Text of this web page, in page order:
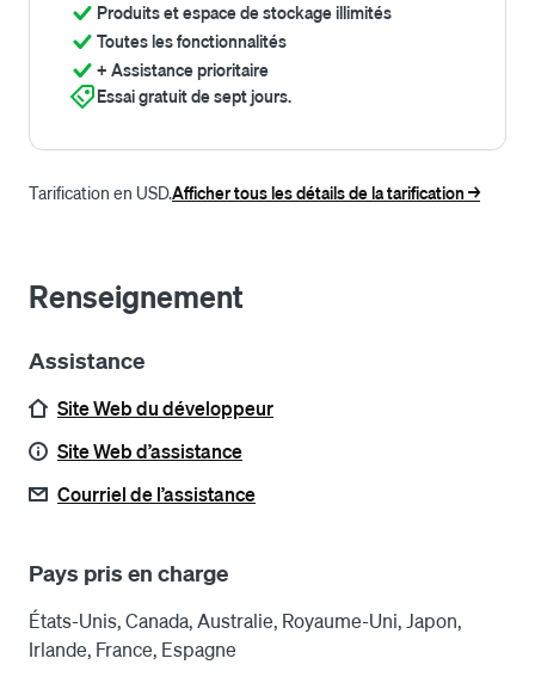
Produits et espace de stockage illimités
Toutes les fonctionnalités
+ Assistance prioritaire
Essai gratuit de sept jours.
Tarification en USD.Afficher tous les détails de la tarification ->
Renseignement
Assistance
Site Web du développeur
Site Web d’assistance
Courriel de l’assistance
Pays pris en charge
États-Unis, Canada, Australie, Royaume-Uni, Japon,
Irlande, France, Espagne